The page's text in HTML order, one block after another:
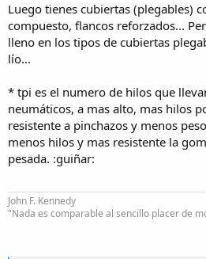
Luego tienes cubiertas (plegables)
compuesto, flancos reforzados...
lleno en los tipos de cubiertas
lío...
* tpi es el numero de hilos que
neumáticos, a mas alto, mas hilos
resistente a pinchazos y menos
menos hilos y mas resistente la
pesada. :guiñar:
John F. Kennedy
"Nada es comparable al sencillo placer de